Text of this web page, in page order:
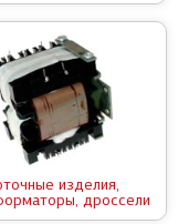
изделия,
дроссели